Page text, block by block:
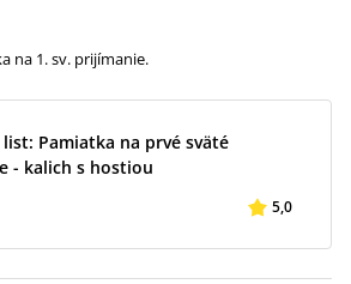
Pamiatka na prvé sväté
- kalich s hostiou
5,0
na 1. sv. prijímanie.